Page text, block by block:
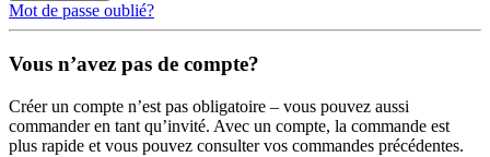
Mot de passe oublié?
Vous n’avez pas de compte?
Créer un compte n’est pas obligatoire – vous pouvez aussi
commander en tant qu’invité. Avec un compte, la commande est
plus rapide et vous pouvez consulter vos commandes précédentes.